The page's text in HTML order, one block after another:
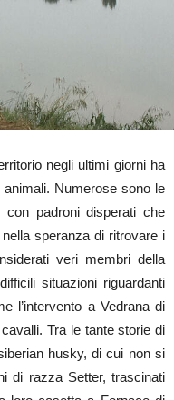
negli ultimi giorni ha
Numerose sono le
padroni disperati che
speranza di ritrovare i
veri membri della
situazioni riguardanti
l’intervento a Vedrana di
Tra le tante storie di
husky, di cui non si
di razza Setter, trascinati